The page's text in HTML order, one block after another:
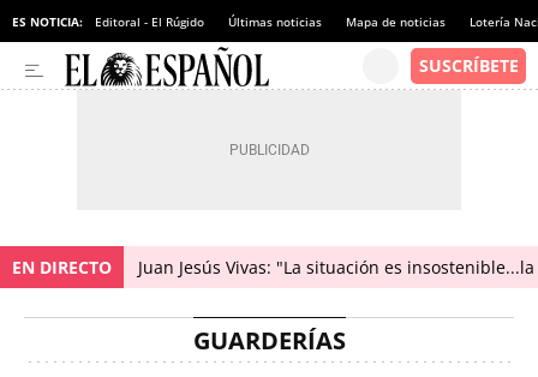
ES NOTICIA: Editoral - El Rúgido Últimas noticias Mapa de noticias Lotería
EN DIRECTO Juan Jesús Vivas: "La situación es
GUARDERÍAS